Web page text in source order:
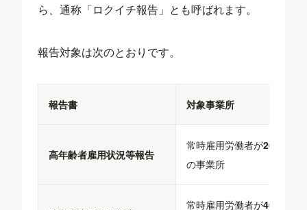
ら、通称「ロクイチ報告」とも呼ばれます。
報告対象は次のとおりです。
報告書 対象事業所
高年齢者雇用状況等報告
常時雇用労働者が20人以上
の事業所
常時雇用労働者が40人以上